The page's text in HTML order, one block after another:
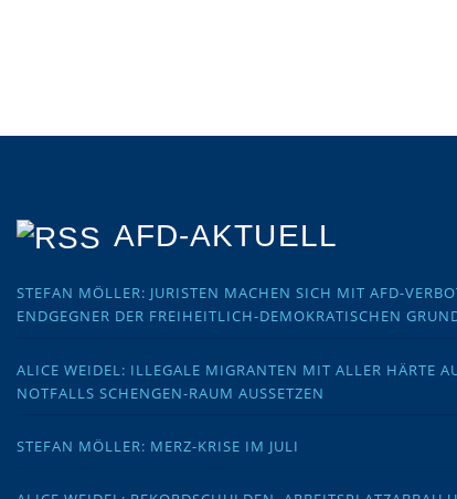
AFD-AKTUELL
STEFAN MÖLLER: JURISTEN MACHEN SICH MIT AFD-
ENDGEGNER DER FREIHEITLICH-DEMOKRATISCHEN
ALICE WEIDEL: ILLEGALE MIGRANTEN MIT ALLER HÄRTE
NOTFALLS SCHENGEN-RAUM AUSSETZEN
STEFAN MÖLLER: MERZ-KRISE IM JULI